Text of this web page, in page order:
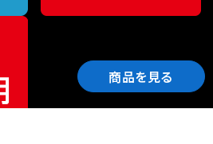
商品を見る